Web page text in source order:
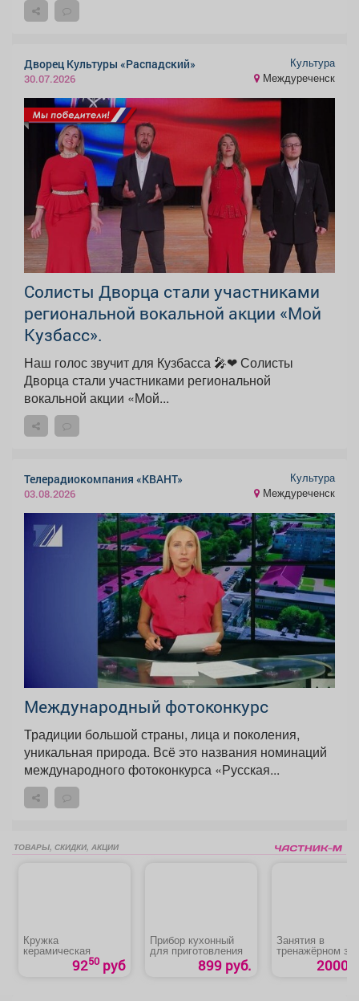
Дворец Культуры «Распадский»
30.07.2026
Культура
Междуреченск
Солисты Дворца стали участниками
региональной вокальной акции «Мой
Кузбасс».
Наш голос звучит для Кузбасса 🎤❤ Солисты
Дворца стали участниками региональной
вокальной акции «Мой...
Телерадиокомпания «КВАНТ»
03.08.2026
Культура
Междуреченск
Международный фотоконкурс
Традиции большой страны, лица и поколения,
уникальная природа. Всё это названия номинаций
международного фотоконкурса «Русская...
ТОВАРЫ, СКИДКИ, АКЦИИ
Кружка
керамическая
9250 руб
Прибор кухонный
для приготовления
899 руб.
Занятия в
тренажёрном
для взрослых
2000